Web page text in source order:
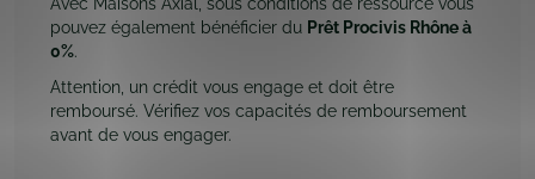
pouvez également bénéficier du Prêt Procivis Rhône à
0%.
Attention, un crédit vous engage et doit être
remboursé. Vérifiez vos capacités de remboursement
avant de vous engager.